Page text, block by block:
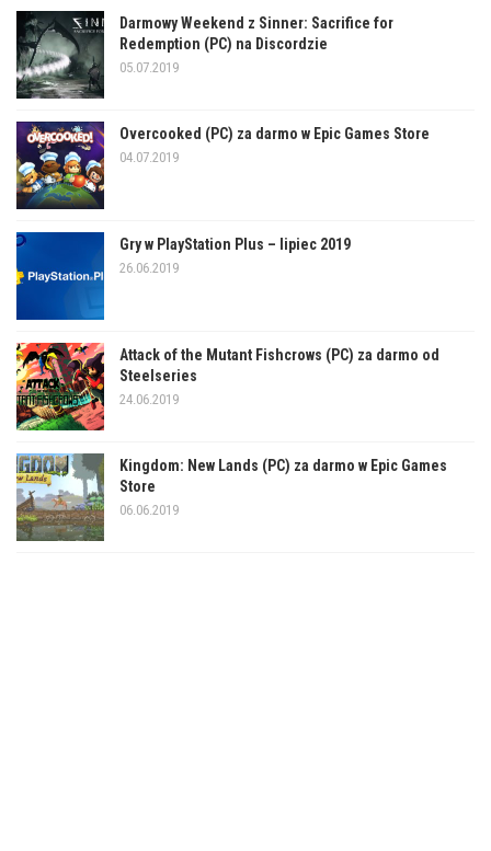
Darmowy Weekend z Sinner: Sacrifice for
Redemption (PC) na Discordzie
05.07.2019
Overcooked (PC) za darmo w Epic Games Store
04.07.2019
Gry w PlayStation Plus – lipiec 2019
26.06.2019
Attack of the Mutant Fishcrows (PC) za darmo od
Steelseries
24.06.2019
Kingdom: New Lands (PC) za darmo w Epic Games
Store
06.06.2019